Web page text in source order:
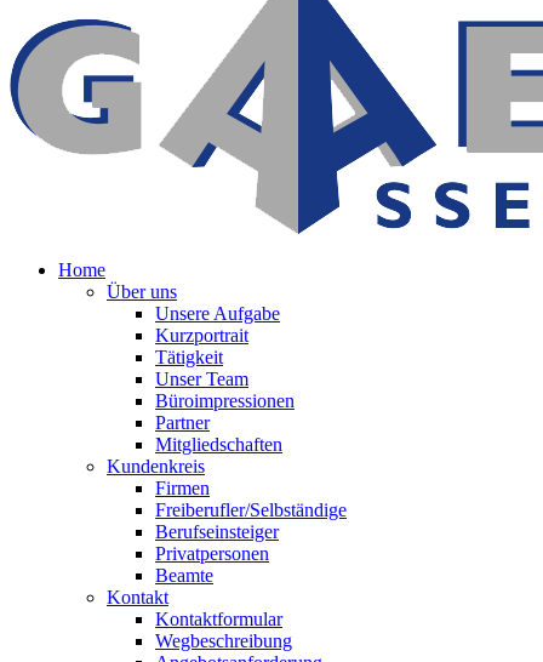
Home
Über uns
Unsere Aufgabe
Kurzportrait
Tätigkeit
Unser Team
Büroimpressionen
Partner
Mitgliedschaften
Kundenkreis
Firmen
Freiberufler/Selbständige
Berufseinsteiger
Privatpersonen
Beamte
Kontakt
Kontaktformular
Wegbeschreibung